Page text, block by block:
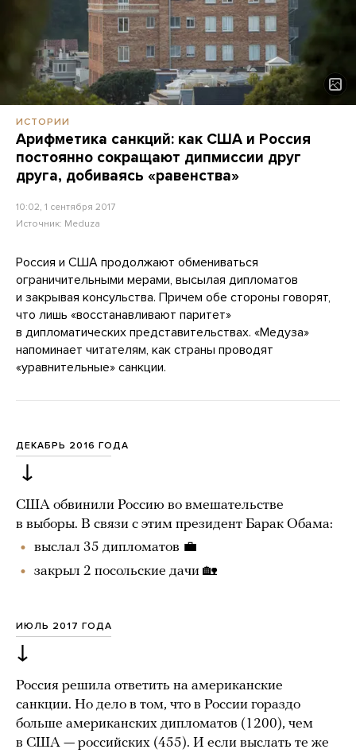
ИСТОРИИ
Арифметика санкций: как США и Россия
постоянно сокращают дипмиссии друг
друга, добиваясь «равенства»
10:02, 1 сентября 2017
Источник: Meduza
Россия и США продолжают обмениваться
ограничительными мерами, высылая дипломатов
и закрывая консульства. Причем обе стороны говорят,
что лишь «восстанавливают паритет»
в дипломатических представительствах. «Медуза»
напоминает читателям, как страны проводят
«уравнительные» санкции.
ДЕКАБРЬ 2016 ГОДА
↓
США обвинили Россию во вмешательстве
в выборы. В связи с этим президент Барак Обама:
выслал 35 дипломатов 💼
закрыл 2 посольские дачи 🏡
ИЮЛЬ 2017 ГОДА
↓
Россия решила ответить на американские
санкции. Но дело в том, что в России гораздо
больше американских дипломатов (1200), чем
в США — российских (455). И если выслать те же